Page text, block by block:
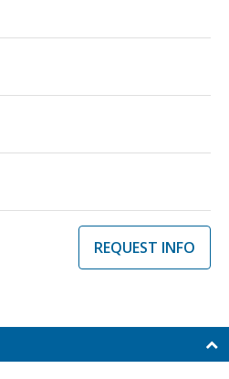
REQUEST INFO